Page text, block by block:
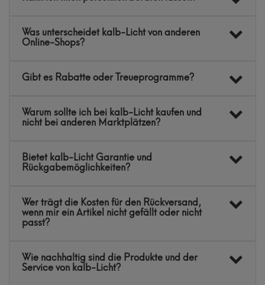
Was unterscheidet kalb-Licht von anderen
Online-Shops?
Gibt es Rabatte oder Treueprogramme?
Warum sollte ich bei kalb-Licht kaufen und
nicht bei anderen Marktplätzen?
Bietet kalb-Licht Garantie und
Rückgabemöglichkeiten?
Wer trägt die Kosten für den Rückversand,
wenn mir ein Artikel nicht gefällt oder nicht
passt?
Wie nachhaltig sind die Produkte und der
Service von kalb-Licht?